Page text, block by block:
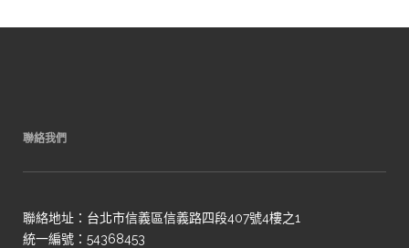
聯絡我們
聯絡地址：台北市信義區信義路四段407號4樓之1
統一編號：54368453